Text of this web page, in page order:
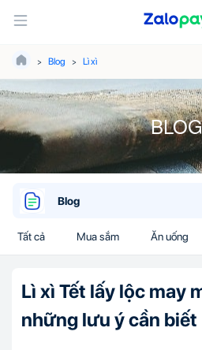
Blog Lì xì
BLOG
Blog
Tất cả Mua sắm Ăn uống
Lì xì Tết lấy lộc may
những lưu ý cần biết